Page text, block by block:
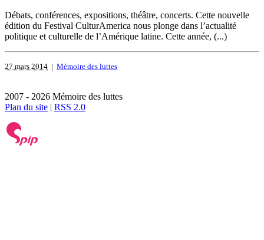
Débats, conférences, expositions, théâtre, concerts. Cette nouvelle
édition du Festival CulturAmerica nous plonge dans l’actualité
politique et culturelle de l’Amérique latine. Cette année, (...)
27 mars 2014 | Mémoire des luttes
2007 - 2026 Mémoire des luttes
Plan du site | RSS 2.0